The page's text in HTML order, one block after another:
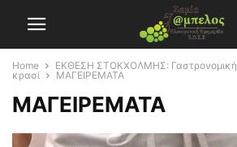
Home
ΕΚΘΕΣΗ ΣΤΟΚΧΟΛΜΗΣ: Γαστρονομική
κρασί
ΜΑΓΕΙΡΕΜΑΤΑ
ΜΑΓΕΙΡΕΜΑΤΑ